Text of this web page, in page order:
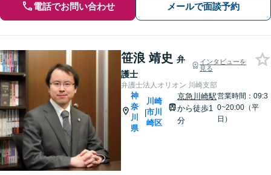
電話でお問い合わせ メールで面談予約
笹浪 靖史 弁
護士
インタビューを
見る
弁護士法人オリオン 川崎支部
神
奈
川
県
|
川崎
市川
崎区
京急川崎駅
から徒歩1
分
営業時間：09:3
0~20:00（平
日）